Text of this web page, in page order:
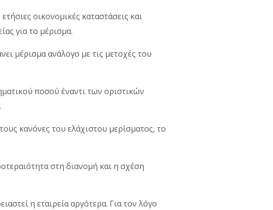
οικονομικές καταστάσεις και
για το μέρισμα.
μέρισμα ανάλογο με τις μετοχές του
ποσού έναντι των οριστικών
κανόνες του ελάχιστου μερίσματος, το
στη διανομή και η σχέση
η εταιρεία αργότερα. Για τον λόγο